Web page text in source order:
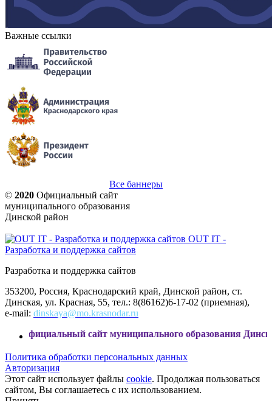
Важные ссылки
Все баннеры
© 2020 Официальный сайт
муниципального образования
Динской район
OUT IT -
Разработка и поддержка сайтов
Разработка и поддержка сайтов
353200, Россия, Краснодарский край, Динской район, ст.
Динская, ул. Красная, 55, тел.: 8(86162)6-17-02 (приемная),
e-mail: dinskaya@mo.krasnodar.ru
сайт муниципального образования Динской район
Политика обработки персональных данных
Авторизация
Этот сайт использует файлы cookie. Продолжая пользоваться
сайтом, Вы соглашаетесь с их использованием.